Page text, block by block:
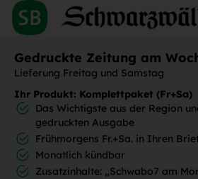
Gedruckte Zeitung am
Lieferung Freitag und Samstag
Ihr Produkt: Komplettpaket (Fr+Sa)
Das Wichtigste aus der Region
gedruckten Ausgabe
Frühmorgens Fr.+Sa. in Ihren
Monatlich kündbar
Zusatzinhalte: „Schwabo7 am